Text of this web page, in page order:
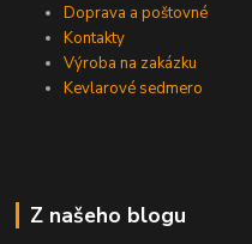
Doprava a poštovné
Kontakty
Výroba na zakázku
Kevlarové sedmero
Z našeho blogu